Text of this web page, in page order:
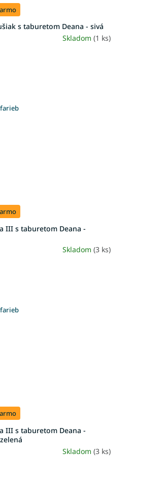
s taburetom Deana - sivá
Skladom (1 ks)
III s taburetom Deana -
Skladom (3 ks)
III s taburetom Deana -
Skladom (3 ks)